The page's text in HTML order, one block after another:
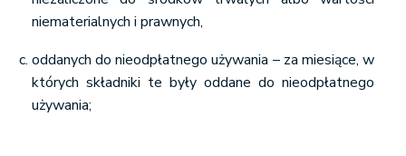
niematerialnych i prawnych,
oddanych do nieodpłatnego używania – za miesiące, w
których składniki te były oddane do nieodpłatnego
używania;